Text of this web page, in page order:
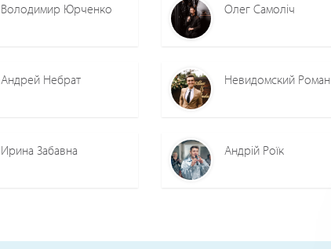
Володимир Юрченко Олег Самоліч
Андрей Небрат Невидомский Роман
Ирина Забавна Андрій Роїк